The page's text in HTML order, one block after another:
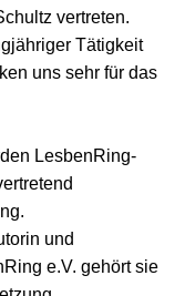
vertreten.
Tätigkeit
uns sehr für das
LesbenRing-
und
e.V. gehört sie